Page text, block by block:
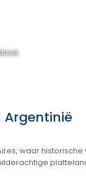
Argentinië
waar